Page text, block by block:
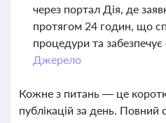
через портал Дія, де
протягом 24 годин, що
процедури та забезпечує
Джерело
Кожне з питань — це
публікацій за день.